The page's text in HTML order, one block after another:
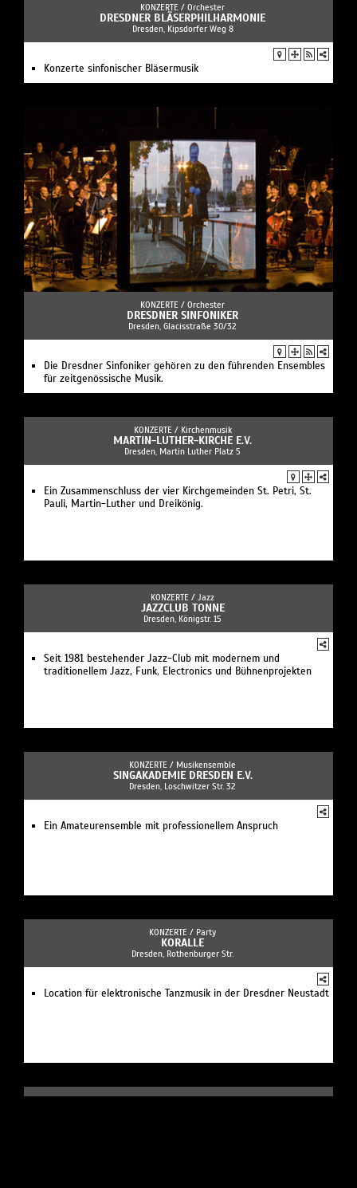
KONZERTE / Orchester
DRESDNER BLÄSERPHILHARMONIE
Dresden , Kipsdorfer Weg 8
Konzerte sinfonischer Bläsermusik
KONZERTE / Orchester
DRESDNER SINFONIKER
Dresden, Glacisstraße 30/32
Die Dresdner Sinfoniker gehören zu den führenden Ensembles
für zeitgenössische Musik.
KONZERTE / Kirchenmusik
MARTIN-LUTHER-KIRCHE E.V.
Dresden, Martin Luther Platz 5
Ein Zusammenschluss der vier Kirchgemeinden St. Petri, St.
Pauli, Martin-Luther und Dreikönig.
KONZERTE / Jazz
JAZZCLUB TONNE
Dresden, Königstr. 15
Seit 1981 bestehender Jazz-Club mit modernem und
traditionellem Jazz, Funk, Electronics und Bühnenprojekten
KONZERTE / Musikensemble
SINGAKADEMIE DRESDEN E.V.
Dresden, Loschwitzer Str. 32
Ein Amateurensemble mit professionellem Anspruch
KONZERTE / Party
KORALLE
Dresden, Rothenburger Str.
Location für elektronische Tanzmusik in der Dresdner Neustadt
KONZERTE /Kulturveranstaltung